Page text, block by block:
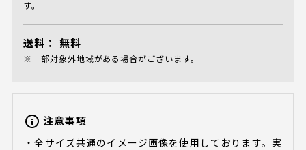
す。
送料： 無料
※一部対象外地域がある場合がございます。
注意事項
・全サイズ共通のイメージ画像を使用しております。実